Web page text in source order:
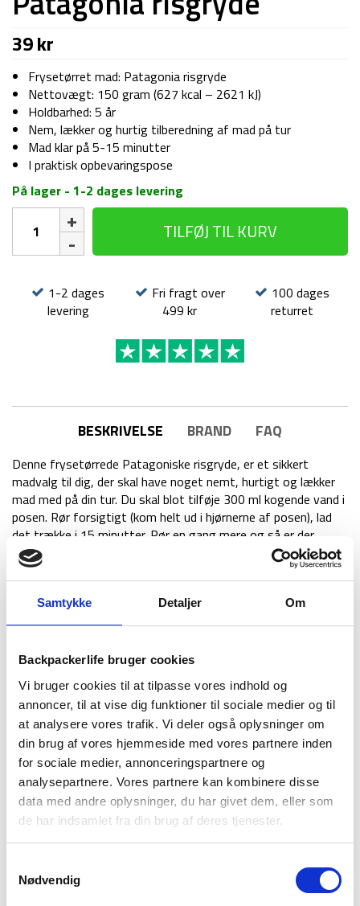
Samtykke Detaljer Om
Backpackerlife bruger cookies
Vi bruger cookies til at tilpasse vores indhold og
annoncer, til at vise dig funktioner til sociale medier og til
at analysere vores trafik. Vi deler også oplysninger om
din brug af vores hjemmeside med vores partnere inden
for sociale medier, annonceringspartnere og
analysepartnere. Vores partnere kan kombinere disse
data med andre oplysninger, du har givet dem, eller som
de har indsamlet fra din brug af deres tjenester.
Nødvendig
39kr
Frysetørret mad: Patagonia risgryde
Nettovægt: 150 gram (627 kcal – 2621 kJ)
Holdbarhed: 5 år
Nem, lækker og hurtig tilberedning af mad på tur
Mad klar på 5-15 minutter
I praktisk opbevaringspose
På lager - 1-2 dages levering
Frysetørret
mad
-
risgryde
TILFØJ TIL KURV
1-2 dages
levering
Fri fragt over
499 kr
100 dages
returret
BESKRIVELSE BRAND FAQ
Denne frysetørrede Patagoniske risgryde, er et sikkert
madvalg til dig, der skal have noget nemt, hurtigt og lækker
mad med på din tur. Du skal blot tilføje 300 ml kogende vand i
posen. Rør forsigtigt (kom helt ud i hjørnerne af posen), lad
det trække i 15 minutter. Rør en gang mere og så er der
serveret. Tilsæt vand, hvis nødvendigt. Med frysetørret mad
er du sikret at få god energi på din tur eller i hverdagen.
Retten består af 1 portion på 150 gram og kan uåbnet holde
sig i op til 5 år.
g.Ingredienser: ris 50 %, krydderiblanding [grøntsager (tomat,
gulerod, hvidløg (naturlige
fedtstof (fra palme) (MÆLK), salt, krydderier og urter,
ærteprotein,FLØDEPULVER, aromastoffer, hydrolyseret
vegetabilsk protein, gær-ekstrakt,SOJASAUCEPULVER],
frysetørret oksekød 5 % (oksekød 99,75 %, antioxidant:
rosmarin).
Allergener: sulfitter, mælk (laktose), soja.
Bedst før: Trykt på emballagen. Nettovægt: 150g. Opbevar
køligt og tørt.
Næringsværdi pr. 100g: energi 1747 kJ/418 kcal, fedt 13g,
heraf mættet fedt 6,3g, kulhydrater 63g, heraf sukkerarter